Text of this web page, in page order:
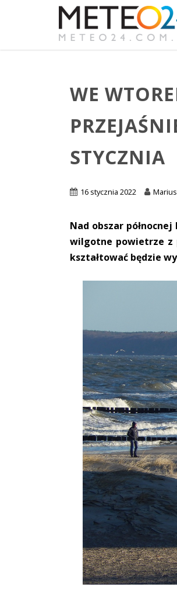
WE
STYCZNIA
16 stycznia 2022
Nad obszar
wilgotne powietrze z
kształtować będzie